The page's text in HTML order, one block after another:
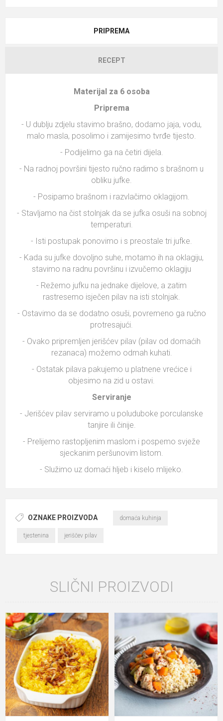
PRIPREMA
RECEPT
Materijal za 6 osoba
Priprema
- U dublju zdjelu stavimo brašno, dodamo jaja, vodu,
malo masla, posolimo i zamijesimo tvrđe tijesto.
- Podijelimo ga na četiri dijela.
- Na radnoj površini tijesto ručno radimo s brašnom u
obliku jufke.
- Posipamo brašnom i razvlačimo oklagijom.
- Stavljamo na čist stolnjak da se jufka osuši na sobnoj
temperaturi.
- Isti postupak ponovimo i s preostale tri jufke.
- Kada su jufke dovoljno suhe, motamo ih na oklagiju,
stavimo na radnu površinu i izvučemo oklagiju
- Režemo jufku na jednake dijelove, a zatim
rastresemo isječen pilav na isti stolnjak.
- Ostavimo da se dodatno osuši, povremeno ga ručno
protresajući.
- Ovako pripremljen jerišćev pilav (pilav od domaćih
rezanaca) možemo odmah kuhati.
- Ostatak pilava pakujemo u platnene vrećice i
objesimo na zid u ostavi.
Serviranje
- Jerišćev pilav serviramo u poluduboke porculanske
tanjire ili činije.
- Prelijemo rastopljenim maslom i pospemo svježe
sjeckanim peršunovim listom.
- Služimo uz domaći hljeb i kiselo mlijeko.
OZNAKE PROIZVODA domaća kuhinja
tjestenina jeriščev pilav
SLIČNI PROIZVODI